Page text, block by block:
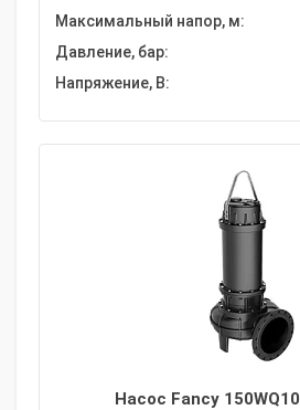
Максимальный напор, м:
Давление, бар:
Напряжение, В:
Насос Fancy